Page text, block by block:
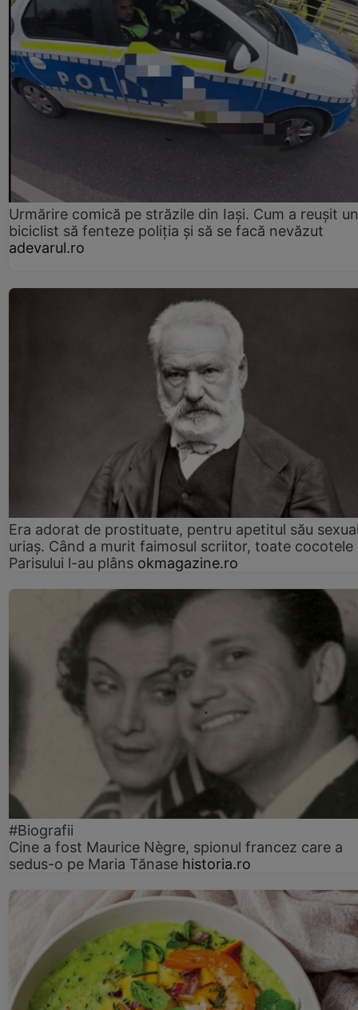
Urmărire comică pe străzile din Iași. Cum a reușit un
biciclist să fenteze poliția și să se facă nevăzut
adevarul.ro
Era adorat de prostituate, pentru apetitul său
uriaș. Când a murit faimosul scriitor, toate cocotele
Parisului l-au plâns okmagazine.ro
#Biografii
Cine a fost Maurice Nègre, spionul francez care a
sedus-o pe Maria Tănase historia.ro